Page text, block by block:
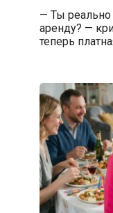
— Ты
аренду? —
теперь